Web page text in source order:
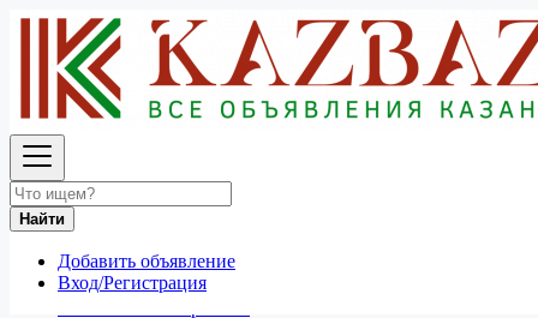
Найти
Добавить объявление
Вход/Регистрация
Транспортные средства
Все объявления в 50 км around Улан-Уде
Разное
Личные вещи